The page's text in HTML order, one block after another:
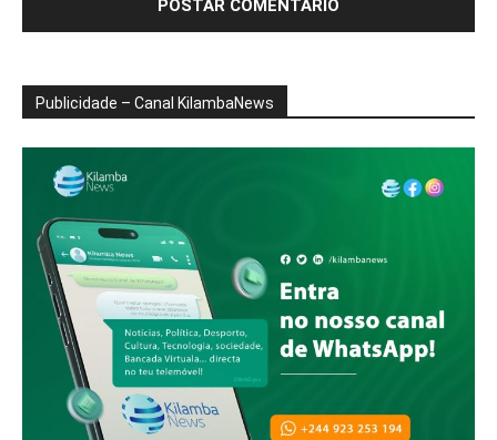
Publicidade – Canal KilambaNews